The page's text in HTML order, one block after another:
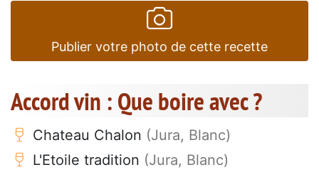
Publier votre photo de cette recette
Accord vin : Que boire avec ?
Chateau Chalon (Jura, Blanc)
L'Etoile tradition (Jura, Blanc)